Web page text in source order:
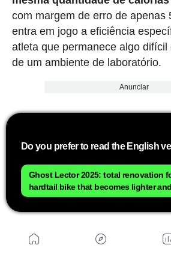
com margem de erro de apenas
entra em jogo a eficiência
atleta que permanece algo
de um ambiente de laboratório.
Anunciar
Do you prefer to read the English
Ghost Lector 2025: total renovation
hardtail bike that becomes lighter